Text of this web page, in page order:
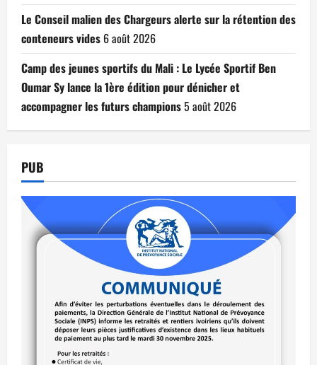
Le Conseil malien des Chargeurs alerte sur la rétention des
conteneurs vides 6 août 2026
Camp des jeunes sportifs du Mali : Le Lycée Sportif Ben
Oumar Sy lance la 1ère édition pour dénicher et
accompagner les futurs champions5 août 2026
PUB